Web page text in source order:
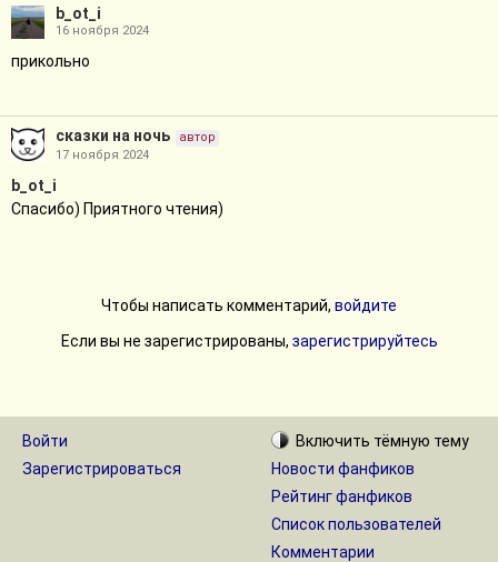
b_ot_i
16 ноября 2024
прикольно
сказки на ночь
автор
17 ноября 2024
b_ot_i
Спасибо) Приятного чтения)
Чтобы написать комментарий, войдите
Если вы не зарегистрированы, зарегистрируйтесь
Войти
Зарегистрироваться
Включить тёмную тему
Новости фанфиков
Рейтинг фанфиков
Список пользователей
Комментарии